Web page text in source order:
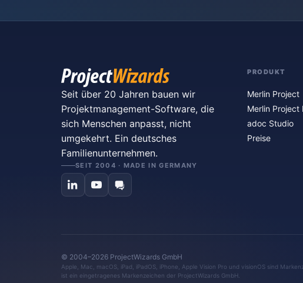
Seit über 20 Jahren bauen wir
Projektmanagement-Software, die
sich Menschen anpasst, nicht
umgekehrt. Ein deutsches
Familienunternehmen.
SEIT 2004 · MADE IN GERMANY
PRODUKT
Merlin Project
Merlin Project
adoc Studio
Preise
© 2004–2026 ProjectWizards GmbH
Apple, Mac, macOS, iPad, iPadOS, iPhone, Apple Vision Pro und visionOS sind
ist ein eingetragenes Markenzeichen der ProjectWizards GmbH.